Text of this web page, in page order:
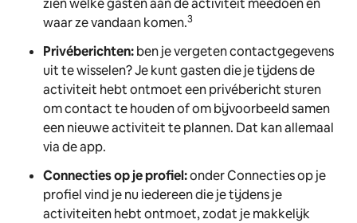
waar ze vandaan komen.3
Privéberichten:ben je vergeten contactgegevens
uit te wisselen? Je kunt gasten die je tijdens de
activiteit hebt ontmoet een privébericht sturen
om contact te houden of om bijvoorbeeld samen
een nieuwe activiteit te plannen. Dat kan allemaal
via de app.
Connecties op je profiel:onder Connecties op je
profiel vind je nu iedereen die je tijdens je
activiteiten hebt ontmoet, zodat je makkelijk